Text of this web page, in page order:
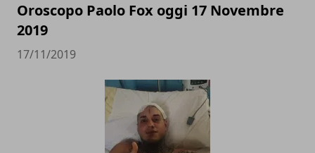
Oroscopo Paolo Fox oggi 17 Novembre
2019
17/11/2019